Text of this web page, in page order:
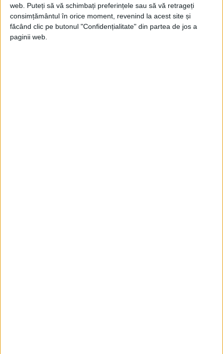
web. Puteți să vă schimbați preferințele sau să vă retrageți
consimțământul în orice moment, revenind la acest site și
făcând clic pe butonul "Confidențialitate" din partea de jos a
paginii web.